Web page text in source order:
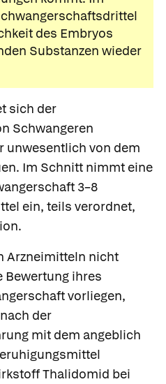
des Embryos
Substanzen wieder
sich der
Schwangeren
unwesentlich von dem
Im Schnitt nimmt eine
3–8
ein, teils verordnet,
Arzneimitteln nicht
Bewertung ihres
vorliegen,
der
mit dem angeblich
Thalidomid bei